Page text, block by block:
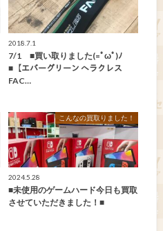
2018.7.1
7/1 ■買い取りました(=ﾟωﾟ)ﾉ
■【エバーグリーン ヘラクレス
FAC…
こんなの買取りました！
2024.5.28
■未使用のゲームハード今日も買取
させていただきました！■